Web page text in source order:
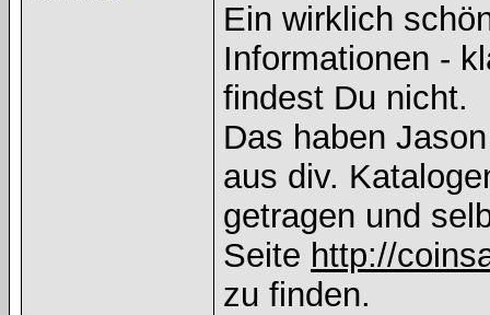
Ein wirklich
Informationen -
findest Du nicht.
Das haben
aus div.
getragen und
Seite http://
zu finden.